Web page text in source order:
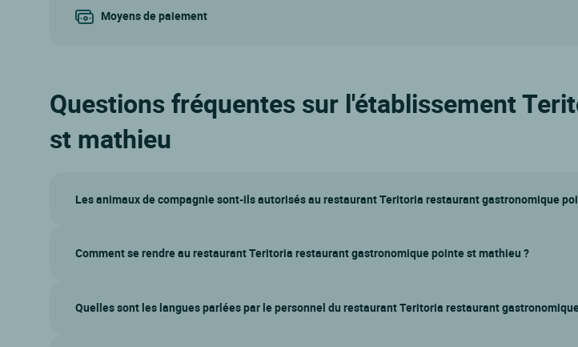
Moyens de paiement
Questions fréquentes sur l'établissement
st mathieu
Les animaux de compagnie sont-ils autorisés au restaurant Teritoria restaurant gastronomique
Comment se rendre au restaurant Teritoria restaurant gastronomique pointe st mathieu ?
Quelles sont les langues parlées par le personnel du restaurant Teritoria restaurant